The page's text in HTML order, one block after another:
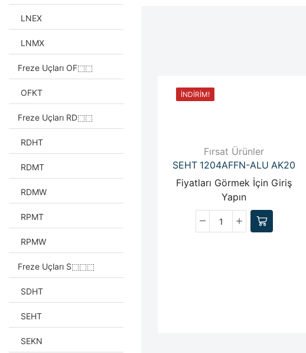
İNDIRIM!
Fırsat Ürünler
SEHT 1204AFFN-ALU AK20
Fiyatları Görmek İçin Giriş
Yapın
LNEX
LNMX
Freze Uçları OF⬚⬚
OFKT
Freze Uçları RD⬚⬚
RDHT
RDMT
RDMW
RPMT
RPMW
Freze Uçları S⬚⬚⬚
SDHT
SEHT
SEKN